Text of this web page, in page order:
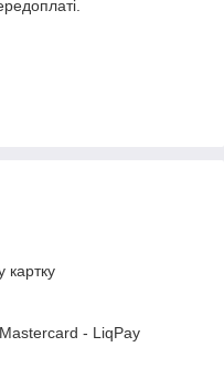
картку
- LiqPay